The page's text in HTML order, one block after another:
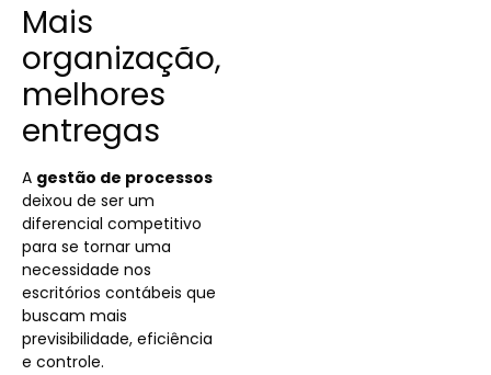
Mais
organização,
melhores
entregas
A gestão de processos
deixou de ser um
diferencial competitivo
para se tornar uma
necessidade nos
escritórios contábeis que
buscam mais
previsibilidade, eficiência
e controle.